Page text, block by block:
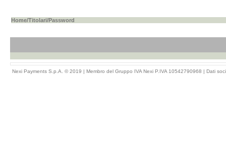
Home/Titolari/Password
Nexi Payments S.p.A. © 2019 | Membro del Gruppo IVA Nexi P.IVA 10542790968 | Dati